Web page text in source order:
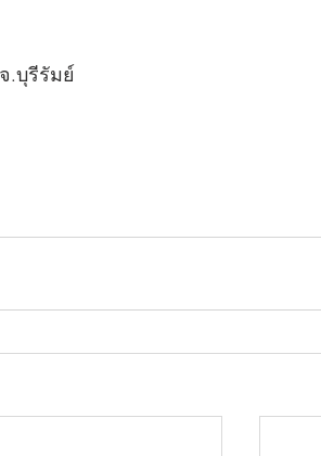
.บุรีรัมย์